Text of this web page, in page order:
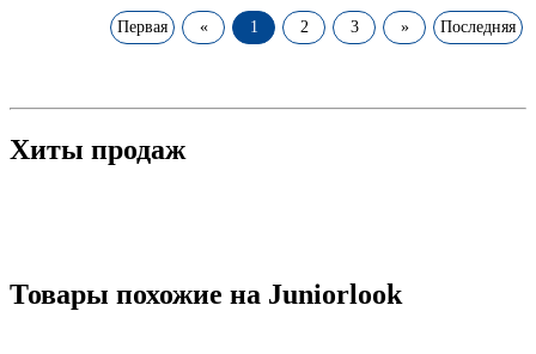
Первая « 1 2 3 » Последняя
Хиты продаж
Товары похожие на Juniorlook